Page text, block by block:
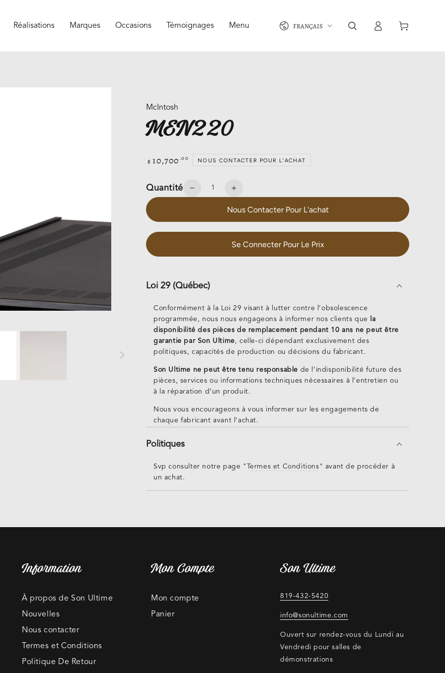
Réalisations Marques Occasions Témoignages Menu
Langue
FRANÇAIS ConnexionPanier
McIntosh
MEN220
Prix
$ 10,700 .00 NOUS CONTACTER POUR L'ACHAT
Quantité
Réduire
de
MEN220
Augmenter
quantité
de
MEN220
Nous Contacter Pour L'achat
Se Connecter Pour Le Prix
Loi 29 (Québec)
Conformément à la Loi 29 visant à lutter contre l’obsolescence
programmée, nous nous engageons à informer nos clients que
la
disponibilité des pièces de remplacement pendant 10 ans ne peut être
garantie par Son Ultime, celle-ci dépendant exclusivement des
politiques, capacités de production ou décisions du fabricant.
Son Ultime ne peut être tenu responsable de l’indisponibilité future des
pièces, services ou informations techniques nécessaires à l’entretien ou
à la réparation d’un produit.
Nous vous encourageons à vous informer sur les engagements de
chaque fabricant avant l’achat.
Politiques
Svp consulter notre page " Termes et Conditions " avant de procéder à
un achat.
Information
À propos de Son Ultime
Nouvelles
Nous contacter
Termes et Conditions
Politique De Retour
Mon Compte
Mon compte
Panier
Son Ultime
819-432-5420
info@sonultime.com
Ouvert sur rendez-vous du Lundi au
Vendredi pour salles de
démonstrations